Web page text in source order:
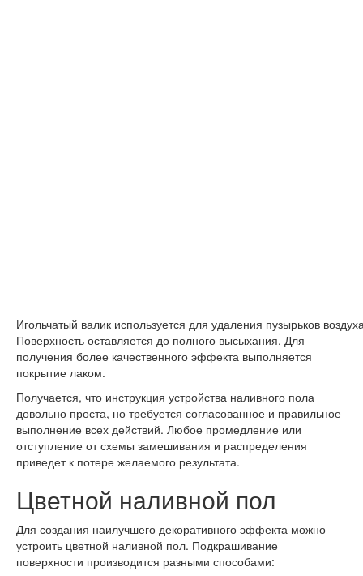
Игольчатый валик используется для удаления пузырьков
Поверхность оставляется до полного высыхания. Для
получения более качественного эффекта выполняется
покрытие лаком.
Получается, что инструкция устройства наливного пола
довольно проста, но требуется согласованное и правильное
выполнение всех действий. Любое промедление или
отступление от схемы замешивания и распределения
приведет к потере желаемого результата.
Цветной наливной пол
Для создания наилучшего декоративного эффекта можно
устроить цветной наливной пол. Подкрашивание
поверхности производится разными способами: